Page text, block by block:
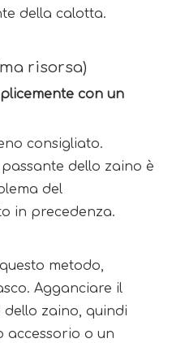
della calotta.
risorsa)
con un
consigliato.
dello zaino è
del
in precedenza.
metodo,
Agganciare il
zaino, quindi
accessorio o un